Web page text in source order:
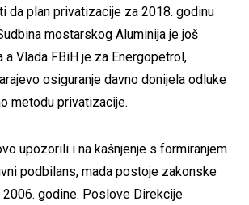
da plan privatizacije za 2018. godinu
mostarskog Aluminija je još
a Vlada FBiH je za Energopetrol,
osiguranje davno donijela odluke
metodu privatizacije.
upozorili i na kašnjenje s formiranjem
podbilans, mada postoje zakonske
godine. Poslove Direkcije